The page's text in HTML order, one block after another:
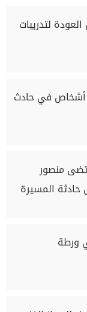
لتدريبات
وفاة رائد شرطة وإصابة 6 أشخاص في حادث
منصور
المسيرة
ورطة